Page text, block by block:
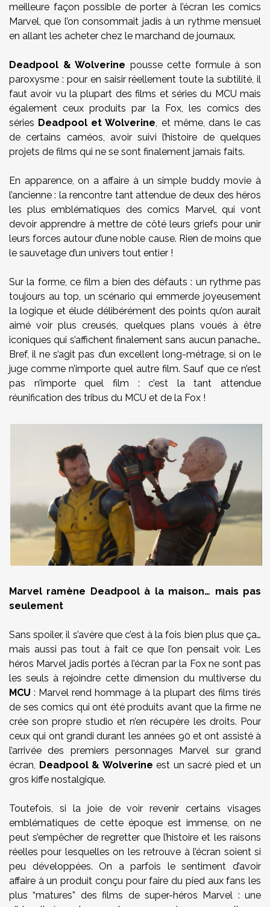
meilleure façon possible de porter à l’écran les comics
Marvel, que l’on consommait jadis à un rythme mensuel
en allant les acheter chez le marchand de journaux.
Deadpool & Wolverine pousse cette formule à son
paroxysme : pour en saisir réellement toute la subtilité, il
faut avoir vu la plupart des films et séries du MCU mais
également ceux produits par la Fox, les comics des
séries Deadpool et Wolverine, et même, dans le cas
de certains caméos, avoir suivi l’histoire de quelques
projets de films qui ne se sont finalement jamais faits.
En apparence, on a affaire à un simple buddy movie à
l’ancienne : la rencontre tant attendue de deux des héros
les plus emblématiques des comics Marvel, qui vont
devoir apprendre à mettre de côté leurs griefs pour unir
leurs forces autour d’une noble cause. Rien de moins que
le sauvetage d’un univers tout entier !
Sur la forme, ce film a bien des défauts : un rythme pas
toujours au top, un scénario qui emmerde joyeusement
la logique et élude délibérément des points qu’on aurait
aimé voir plus creusés, quelques plans voués à être
iconiques qui s’affichent finalement sans aucun panache…
Bref, il ne s’agit pas d’un excellent long-métrage, si on le
juge comme n’importe quel autre film. Sauf que ce n’est
pas n’importe quel film : c’est la tant attendue
réunification des tribus du MCU et de la Fox !
Marvel ramène Deadpool à la maison… mais pas
seulement
Sans spoiler, il s’avère que c’est à la fois bien plus que ça…
mais aussi pas tout à fait ce que l’on pensait voir. Les
héros Marvel jadis portés à l’écran par la Fox ne sont pas
les seuls à rejoindre cette dimension du multiverse du
MCU : Marvel rend hommage à la plupart des films tirés
de ses comics qui ont été produits avant que la firme ne
crée son propre studio et n’en récupère les droits. Pour
ceux qui ont grandi durant les années 90 et ont assisté à
l’arrivée des premiers personnages Marvel sur grand
écran, Deadpool & Wolverine est un sacré pied et un
gros kiffe nostalgique.
Toutefois, si la joie de voir revenir certains visages
emblématiques de cette époque est immense, on ne
peut s’empêcher de regretter que l’histoire et les raisons
réelles pour lesquelles on les retrouve à l’écran soient si
peu développées. On a parfois le sentiment d’avoir
affaire à un produit conçu pour faire du pied aux fans les
plus “matures” des films de super-héros Marvel : une